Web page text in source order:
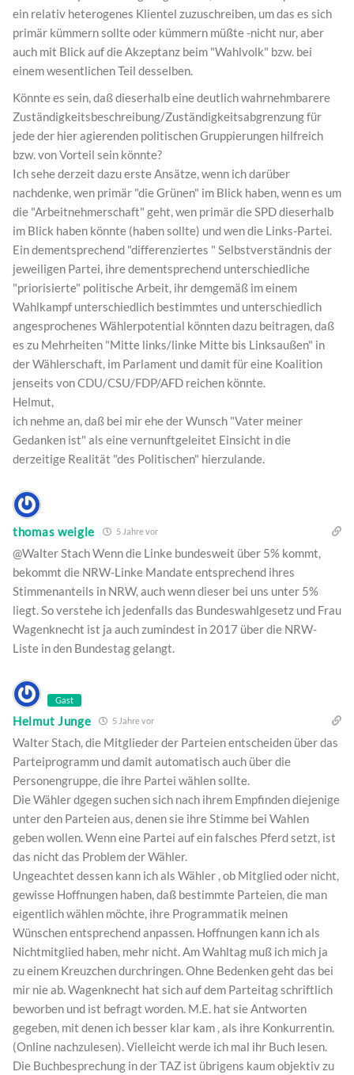
ein relativ heterogenes Klientel zuzuschreiben, um das es sich
primär kümmern sollte oder kümmern müßte -nicht nur, aber
auch mit Blick auf die Akzeptanz beim "Wahlvolk" bzw. bei
einem wesentlichen Teil desselben.
Könnte es sein, daß dieserhalb eine deutlich wahrnehmbarere
Zuständigkeitsbeschreibung/Zuständigkeitsabgrenzung für
jede der hier agierenden politischen Gruppierungen hilfreich
bzw. von Vorteil sein könnte?
Ich sehe derzeit dazu erste Ansätze, wenn ich darüber
nachdenke, wen primär "die Grünen" im Blick haben, wenn es um
die "Arbeitnehmerschaft" geht, wen primär die SPD dieserhalb
im Blick haben könnte (haben sollte) und wen die Links-Partei.
Ein dementsprechend "differenziertes " Selbstverständnis der
jeweiligen Partei, ihre dementsprechend unterschiedliche
"priorisierte" politische Arbeit, ihr demgemäß im einem
Wahlkampf unterschiedlich bestimmtes und unterschiedlich
angesprochenes Wählerpotential könnten dazu beitragen, daß
es zu Mehrheiten "Mitte links/linke Mitte bis Linksaußen" in
der Wählerschaft, im Parlament und damit für eine Koalition
jenseits von CDU/CSU/FDP/AFD reichen könnte.
Helmut,
ich nehme an, daß bei mir ehe der Wunsch "Vater meiner
Gedanken ist" als eine vernunftgeleitet Einsicht in die
derzeitige Realität "des Politischen" hierzulande.
thomas weigle 5 Jahre vor
@Walter Stach Wenn die Linke bundesweit über 5% kommt,
bekommt die NRW-Linke Mandate entsprechend ihres
Stimmenanteils in NRW, auch wenn dieser bei uns unter 5%
liegt. So verstehe ich jedenfalls das Bundeswahlgesetz und Frau
Wagenknecht ist ja auch zumindest in 2017 über die NRW-
Liste in den Bundestag gelangt.
Gast
Helmut Junge 5 Jahre vor
Walter Stach, die Mitglieder der Parteien entscheiden über das
Parteiprogramm und damit automatisch auch über die
Personengruppe, die ihre Partei wählen sollte.
Die Wähler dgegen suchen sich nach ihrem Empfinden diejenige
unter den Parteien aus, denen sie ihre Stimme bei Wahlen
geben wollen. Wenn eine Partei auf ein falsches Pferd setzt, ist
das nicht das Problem der Wähler.
Ungeachtet dessen kann ich als Wähler , ob Mitglied oder nicht,
gewisse Hoffnungen haben, daß bestimmte Parteien, die man
eigentlich wählen möchte, ihre Programmatik meinen
Wünschen entsprechend anpassen. Hoffnungen kann ich als
Nichtmitglied haben, mehr nicht. Am Wahltag muß ich mich ja
zu einem Kreuzchen durchringen. Ohne Bedenken geht das bei
mir nie ab. Wagenknecht hat sich auf dem Parteitag schriftlich
beworben und ist befragt worden. M.E. hat sie Antworten
gegeben, mit denen ich besser klar kam , als ihre Konkurrentin.
(Online nachzulesen). Vielleicht werde ich mal ihr Buch lesen.
Die Buchbesprechung in der TAZ ist übrigens kaum objektiv zu